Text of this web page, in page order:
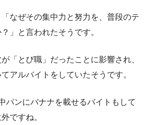
なぜその集中力と努力を、普段のテ
」と言われたそうです。
「とび職」だったことに影響され、
アルバイトをしていたそうです。
パンにバナナを載せるバイトもして
ですね。